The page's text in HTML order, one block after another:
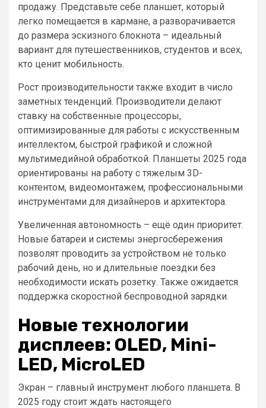
продажу. Представьте себе планшет, который
легко помещается в кармане, а разворачивается
до размера эскизного блокнота – идеальный
вариант для путешественников, студентов и всех,
кто ценит мобильность.
Рост производительности также входит в число
заметных тенденций. Производители делают
ставку на собственные процессоры,
оптимизированные для работы с искусственным
интеллектом, быстрой графикой и сложной
мультимедийной обработкой. Планшеты 2025 года
ориентированы на работу с тяжелым 3D-
контентом, видеомонтажем, профессиональными
инструментами для дизайнеров и архитектора.
Увеличенная автономность – ещё один приоритет.
Новые батареи и системы энергосбережения
позволят проводить за устройством не только
рабочий день, но и длительные поездки без
необходимости искать розетку. Также ожидается
поддержка скоростной беспроводной зарядки.
Новые технологии
дисплеев: OLED, Mini-
LED, MicroLED
Экран – главный инструмент любого планшета. В
2025 году стоит ждать настоящего